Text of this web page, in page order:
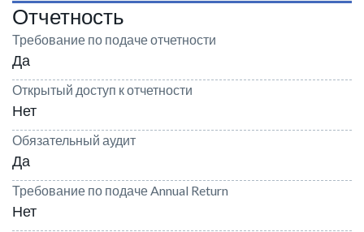
Отчетность
Требование по подаче отчетности
Да
Открытый доступ к отчетности
Нет
Обязательный аудит
Да
Требование по подаче Annual Return
Нет